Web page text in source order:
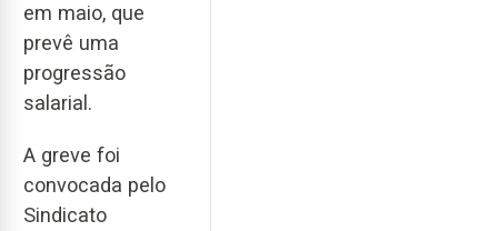
em maio, que
prevê uma
progressão
salarial.
A greve foi
convocada pelo
Sindicato